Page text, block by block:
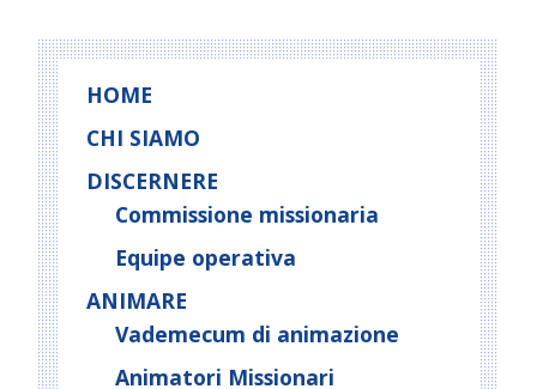
HOME
CHI SIAMO
DISCERNERE
Commissione missionaria
Equipe operativa
ANIMARE
Vademecum di animazione
Animatori Missionari